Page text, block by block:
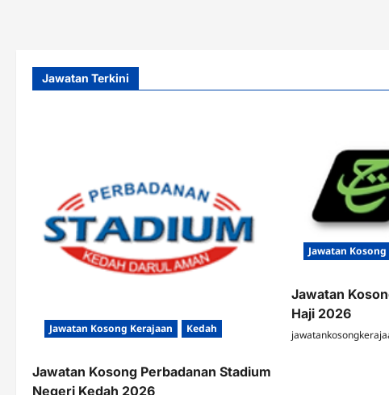
Jawatan Terkini
Jawatan Kosong Kerajaan Kedah
Jawatan Kosong Perbadanan Stadium
Negeri Kedah 2026
Jawatan Kosong
Jawatan
Haji 2026